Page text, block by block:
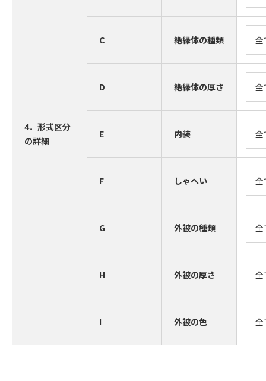
4．形式区分
の詳細
C 絶縁体の種類
D 絶縁体の厚さ
E 内装
F しゃへい
G 外被の種類
H 外被の厚さ
I 外被の色